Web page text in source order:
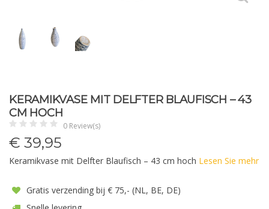
KERAMIKVASE MIT DELFTER BLAUFISCH – 43
CM HOCH
0 Review(s)
€ 39,95
Keramikvase mit Delfter Blaufisch – 43 cm hoch Lesen Sie mehr
Gratis verzending bij € 75,- (NL, BE, DE)